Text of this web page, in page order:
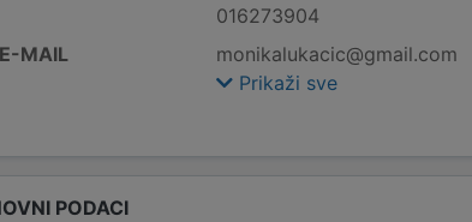
016273904
E-MAIL
monikalukacic@gmail.com
Prikaži sve
PODACI